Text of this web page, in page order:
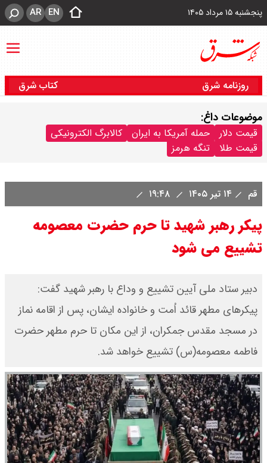
پنجشنبه ۱۵ مرداد ۱۴۰۵ EN
AR
روزنامه شرق کتاب شرق
موضوعات داغ:
قیمت دلار حمله آمریکا به ایران
کالابرگ الکترونیکی
قیمت طلا
تنگه هرمز
قم ۱۴ تیر ۱۴۰۵
پیکر رهبر شهید تا حرم حضرت معصومه
تشییع می شود
دبیر ستاد ملی آیین تشییع و وداع با رهبر شهید گفت:
پیکرهای مطهر قائد اُمت و خانواده ایشان، پس از اقامه نماز
در مسجد مقدس جمکران، از این مکان تا حرم مطهر حضرت
فاطمه معصومه(س) تشییع خواهد شد.